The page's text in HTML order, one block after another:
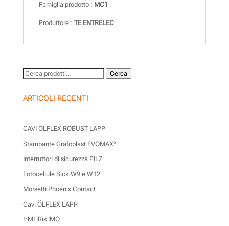
Famiglia prodotto : MC1
Produttore : TE ENTRELEC
Cerca: Cerca
ARTICOLI RECENTI
CAVI ÖLFLEX ROBUST LAPP
Stampante Grafoplast EVOMAX²
Interruttori di sicurezza PILZ
Fotocellule Sick W9 e W12
Morsetti Phoenix Contact
Cavi ÖLFLEX LAPP
HMI iRis IMO